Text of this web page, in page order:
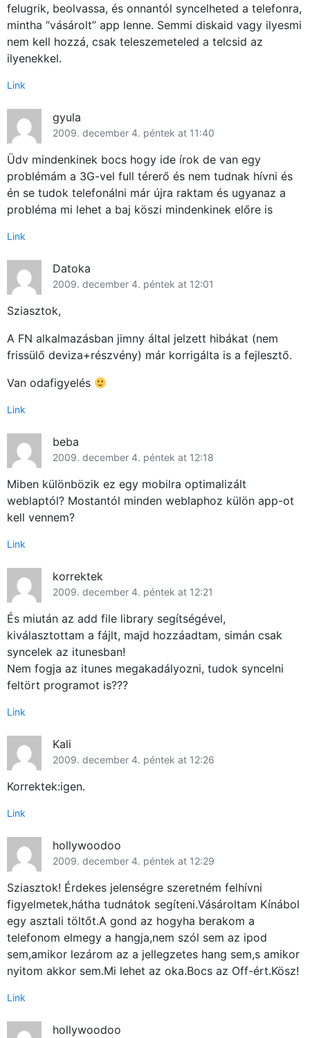
felugrik, beolvassa, és onnantól syncelheted a telefonra,
mintha “vásárolt” app lenne. Semmi diskaid vagy ilyesmi
nem kell hozzá, csak teleszemeteled a telcsid az
ilyenekkel.
Link
gyula
2009. december 4. péntek at 11:40
Üdv mindenkinek bocs hogy ide írok de van egy
problémám a 3G-vel full térerő és nem tudnak hívni és
én se tudok telefonálni már újra raktam és ugyanaz a
probléma mi lehet a baj köszi mindenkinek előre is
Link
Datoka
2009. december 4. péntek at 12:01
Sziasztok,
A FN alkalmazásban jimny által jelzett hibákat (nem
frissülő deviza+részvény) már korrigálta is a fejlesztő.
Van odafigyelés
Link
beba
2009. december 4. péntek at 12:18
Miben különbözik ez egy mobilra optimalizált
weblaptól? Mostantól minden weblaphoz külön app-ot
kell vennem?
Link
korrektek
2009. december 4. péntek at 12:21
És miután az add file library segítségével,
kiválasztottam a fájlt, majd hozzáadtam, simán csak
syncelek az itunesban!
Nem fogja az itunes megakadályozni, tudok syncelni
feltört programot is???
Link
Kali
2009. december 4. péntek at 12:26
Korrektek:igen.
Link
hollywoodoo
2009. december 4. péntek at 12:29
Sziasztok! Érdekes jelenségre szeretném felhívni
figyelmetek,hátha tudnátok segíteni.Vásároltam Kínábol
egy asztali töltőt.A gond az hogyha berakom a
telefonom elmegy a hangja,nem szól sem az ipod
sem,amikor lezárom az a jellegzetes hang sem,s amikor
nyitom akkor sem.Mi lehet az oka.Bocs az Off-ért.Kösz!
Link
hollywoodoo